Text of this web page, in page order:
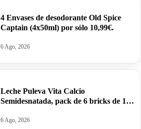
4 Envases de desodorante Old Spice
Captain (4x50ml) por sólo 10,99€.
6 Ago, 2026
Leche Puleva Vita Calcio
Semidesnatada, pack de 6 bricks de 1
6 Ago, 2026